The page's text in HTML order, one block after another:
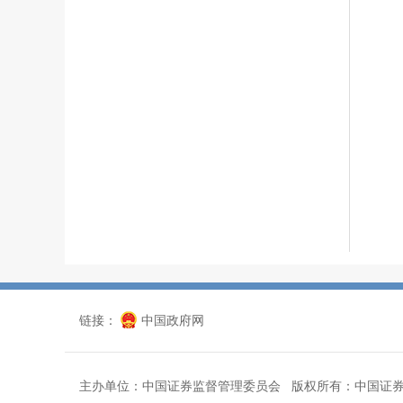
链接： 中国政府网
主办单位：中国证券监督管理委员会 版权所有：中国证